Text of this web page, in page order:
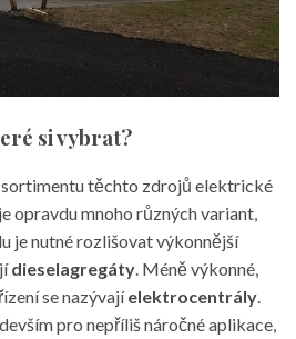
si vybrat?
těchto zdrojů elektrické
opravdu mnoho různých variant,
je nutné rozlišovat výkonnější
dieselagregáty. Méně výkonné,
se nazývajíelektrocentrály.
pro nepříliš náročné aplikace,